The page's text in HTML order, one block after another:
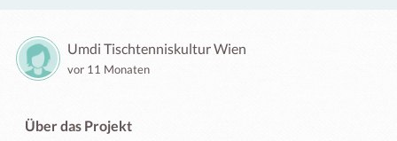
Umdi Tischtenniskultur Wien
vor 11 Monaten
Über das Projekt